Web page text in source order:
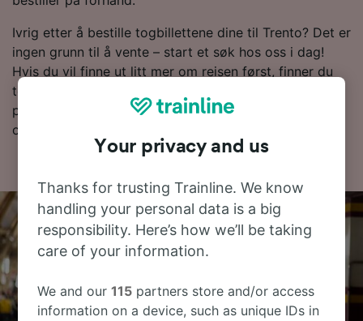
Ivrig etter å bestille togbillettene dine til Trento? Det er
ingen grunn til å vente – start et søk hos oss i dag!
Hvis du vil finne ut litt mer om reisen først, finner du
togtider nedenfor, tips om å bestille billetter til en lav
pris og våre vanlige spørsmål, inkludert dagens første
og siste tog.
Your privacy and us
Thanks for trusting Trainline. We know
handling your personal data is a big
responsibility. Here’s how we’ll be taking
care of your information.
We and our115 partners store and/or access
information on a device, such as unique IDs in